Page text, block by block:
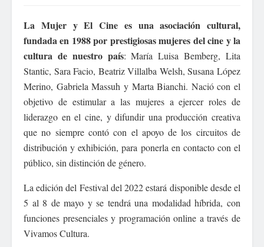
La Mujer y El Cine es una asociación cultural,
fundada en 1988 por prestigiosas mujeres del cine y la
cultura de nuestro país: María Luisa Bemberg, Lita
Stantic, Sara Facio, Beatriz Villalba Welsh, Susana López
Merino, Gabriela Massuh y Marta Bianchi. Nació con el
objetivo de estimular a las mujeres a ejercer roles de
liderazgo en el cine, y difundir una producción creativa
que no siempre contó con el apoyo de los circuitos de
distribución y exhibición, para ponerla en contacto con el
público, sin distinción de género.
La edición del Festival del 2022 estará disponible desde el
5 al 8 de mayo y se tendrá una modalidad híbrida, con
funciones presenciales y programación online a través de
Vivamos Cultura.